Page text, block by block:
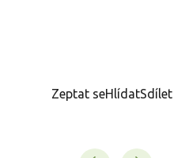
Zeptat seHlídatSdílet